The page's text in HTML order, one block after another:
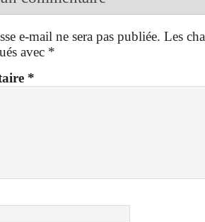
e-mail ne sera pas publiée. Les
avec *
*